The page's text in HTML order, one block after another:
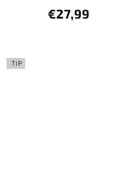
€27,99
TIP